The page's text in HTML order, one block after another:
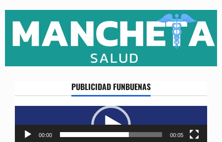
content
PUBLICIDAD FUNBUENAS
Reproductor
de
vídeo
00:00 00:05